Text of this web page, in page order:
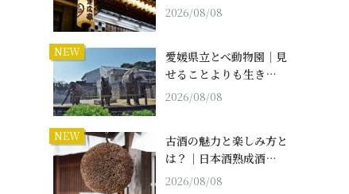
2026/08/08
NEW
愛媛県立とべ動物園｜見
せることよりも生き…
2026/08/08
NEW
古酒の魅力と楽しみ方と
は？｜日本酒熟成酒…
2026/08/08